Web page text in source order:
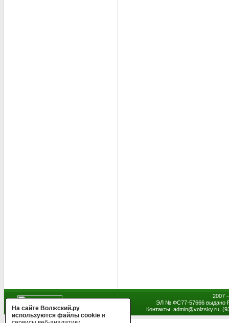
2007
ЭЛ № ФС77-57666 выдано
Контакты: admin@volzsky.ru,
На сайте Волжский.ру
используются файлы cookie и